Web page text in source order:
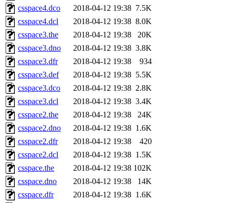
csspace4.dco
2018-04-12 19:38 7.5K
csspace4.dcl
2018-04-12 19:38 8.0K
csspace3.the
2018-04-12 19:38
20K
csspace3.dno
2018-04-12 19:38 3.8K
csspace3.dfr
2018-04-12 19:38
934
csspace3.def
2018-04-12 19:38 5.5K
csspace3.dco
2018-04-12 19:38 2.8K
csspace3.dcl
2018-04-12 19:38 3.4K
csspace2.the
2018-04-12 19:38
24K
csspace2.dno
2018-04-12 19:38 1.6K
csspace2.dfr
2018-04-12 19:38
420
csspace2.dcl
2018-04-12 19:38 1.5K
csspace.the
2018-04-12 19:38 102K
csspace.dno
2018-04-12 19:38
14K
csspace.dfr
2018-04-12 19:38 1.6K